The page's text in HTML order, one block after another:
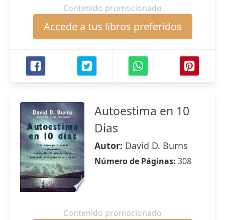
Contenido promocionado
Accede a tus libros preferidos
Autoestima en 10
Dias
Autor: David D. Burns
Número de Páginas: 308
Contenido promocionado